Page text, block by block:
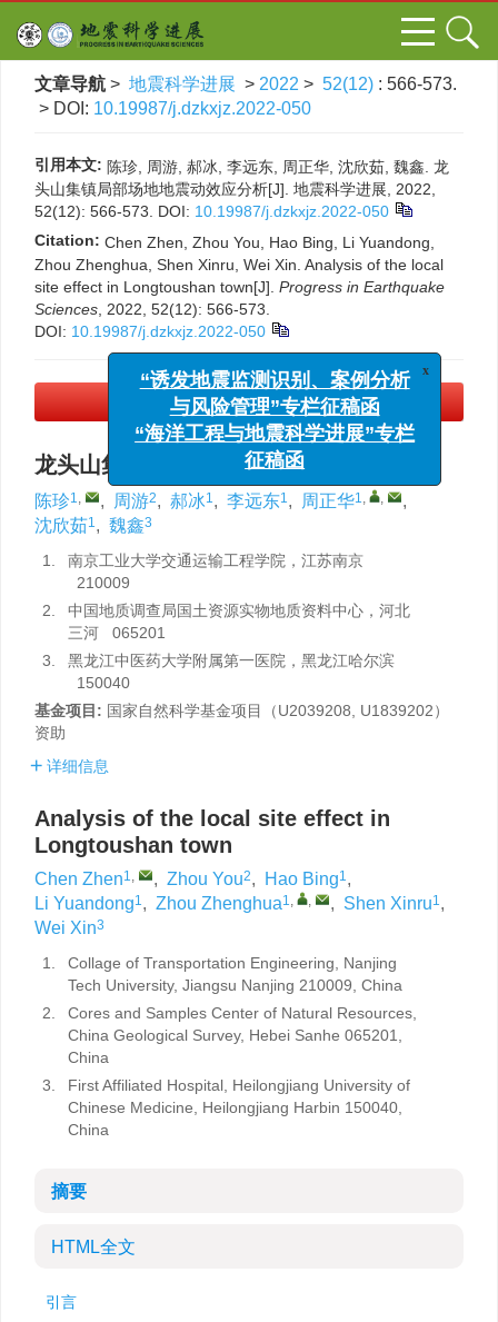
文章导航 > 地震科学进展 > 2022 > 52(12) : 566-573.
> DOI: 10.19987/j.dzkxjz.2022-050
引用本文: 陈珍, 周游, 郝冰, 李远东, 周正华, 沈欣茹, 魏鑫. 龙
头山集镇局部场地地震动效应分析[J]. 地震科学进展, 2022,
52(12): 566-573. DOI: 10.19987/j.dzkxjz.2022-050
Citation: Chen Zhen, Zhou You, Hao Bing, Li Yuandong,
Zhou Zhenghua, Shen Xinru, Wei Xin. Analysis of the local
site effect in Longtoushan town[J]. Progress in Earthquake
Sciences , 2022, 52(12): 566-573.
DOI: 10.19987/j.dzkxjz.2022-050
PDF下载(2696 KB)
龙头山集镇局部场地地震动效应分析
陈珍1, , 周游2, 郝冰1, 李远东1, 周正华1, ,
,
沈欣茹1, 魏鑫3
1.
南京工业大学交通运输工程学院，江苏南京
210009
2.
中国地质调查局国土资源实物地质资料中心，河北
三河 065201
3.
黑龙江中医药大学附属第一医院，黑龙江哈尔滨
150040
基金项目: 国家自然科学基金项目（U2039208, U1839202）
资助
详细信息
Analysis of the local site effect in
Longtoushan town
Chen Zhen1, , Zhou You2, Hao Bing1,
Li Yuandong1, Zhou Zhenghua1, , , Shen Xinru1,
Wei Xin3
1.
Collage of Transportation Engineering, Nanjing
Tech University, Jiangsu Nanjing 210009, China
2.
Cores and Samples Center of Natural Resources,
China Geological Survey, Hebei Sanhe 065201,
China
3.
First Affiliated Hospital, Heilongjiang University of
Chinese Medicine, Heilongjiang Harbin 150040,
China
摘要
HTML全文
引言
“诱发地震监测识别、案例分析
与风险管理”专栏征稿函
“海洋工程与地震科学进展”专栏
征稿函